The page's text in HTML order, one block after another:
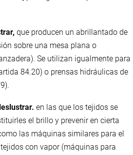
que producen un abrillantado de
sobre una mesa plana o
Se utilizan igualmente para
84.20) o prensas hidráulicas de
en las que los tejidos se
el brillo y prevenir en cierta
las máquinas similares para el
con vapor (máquinas para